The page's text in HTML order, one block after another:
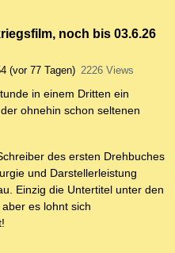
noch bis 03.6.26
(vor 77 Tagen) 2226 Views
in einem Dritten ein
ohnehin schon seltenen
des ersten Drehbuches
und Darstellerleistung
Einzig die Untertitel unter den
es lohnt sich